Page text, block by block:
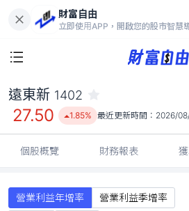
財富自由
立即使用APP，開啟您的股市智慧
27.50
1.85%
遠東新 1402
27.50 1.85% 最近更新時間： 2026/
個股概覽 財務報表
營業利益年增率 營業利益季增率